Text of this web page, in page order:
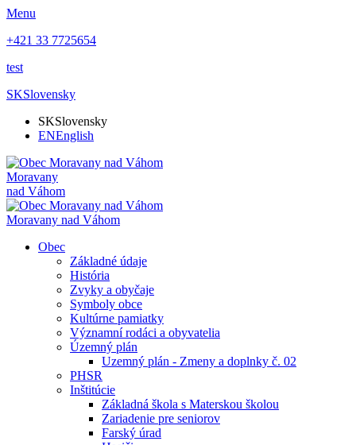
Menu
+421 33 7725654
test
SKSlovensky
SKSlovensky
ENEnglish
Moravany
nad Váhom
Moravany nad Váhom
Obec
Základné údaje
História
Zvyky a obyčaje
Symboly obce
Kultúrne pamiatky
Významní rodáci a obyvatelia
Územný plán
Uzemný plán - Zmeny a doplnky č. 02
PHSR
Inštitúcie
Základná škola s Materskou školou
Zariadenie pre seniorov
Farský úrad